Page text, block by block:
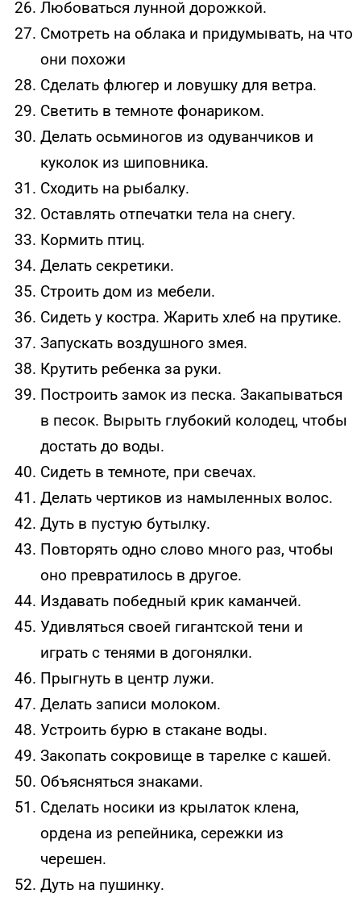
Любоваться лунной дорожкой.
Смотреть на облака и придумывать, на что
они похожи
Сделать флюгер и ловушку для ветра.
Светить в темноте фонариком.
Делать осьминогов из одуванчиков и
куколок из шиповника.
Сходить на рыбалку.
Оставлять отпечатки тела на снегу.
Кормить птиц.
Делать секретики.
Строить дом из мебели.
Сидеть у костра. Жарить хлеб на прутике.
Запускать воздушного змея.
Крутить ребенка за руки.
Построить замок из песка. Закапываться
в песок. Вырыть глубокий колодец, чтобы
достать до воды.
Сидеть в темноте, при свечах.
Делать чертиков из намыленных волос.
Дуть в пустую бутылку.
Повторять одно слово много раз, чтобы
оно превратилось в другое.
Издавать победный крик каманчей.
Удивляться своей гигантской тени и
играть с тенями в догонялки.
Прыгнуть в центр лужи.
Делать записи молоком.
Устроить бурю в стакане воды.
Закопать сокровище в тарелке с кашей.
Объясняться знаками.
Сделать носики из крылаток клена,
ордена из репейника, сережки из
черешен.
Дуть на пушинку.